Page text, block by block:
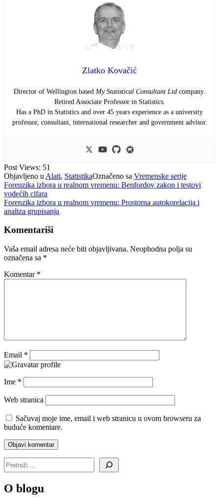
Zlatko Kovačić
Director of Wellington based My Statistical Consultant Ltd company.
Retired Associate Professor in Statistics.
Has a PhD in Statistics and over 45 years experience as a university
professor, consultant, international researcher and government advisor.
Post Views: 51
Objavljeno u Alati, StatistikaOznačeno sa Vremenske serije
Navigacija
članaka
Forenzika izbora u realnom vremenu: Benfordov zakon i testovi
vodećih cifara
Forenzika izbora u realnom vremenu: Prostorna autokorelacija i
analiza grupisanja
Komentariši
Vaša email adresa neće biti objavljivana. Neophodna polja su
označena sa *
Komentar *
Email *
Ime *
Web stranica
Sačuvaj moje ime, email i web stranicu u ovom browseru za
buduće komentare.
O blogu